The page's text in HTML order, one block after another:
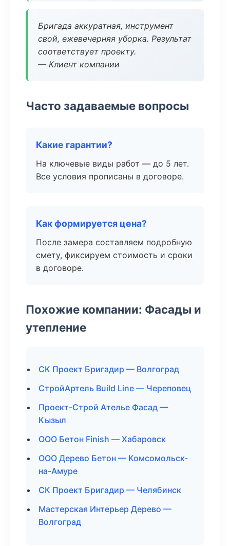
Бригада аккуратная, инструмент
свой, ежевечерняя уборка. Результат
соответствует проекту.
— Клиент компании
Часто задаваемые вопросы
Какие гарантии?
На ключевые виды работ — до 5 лет.
Все условия прописаны в договоре.
Как формируется цена?
После замера составляем подробную
смету, фиксируем стоимость и сроки
в договоре.
Похожие компании: Фасады и
утепление
СК Проект Бригадир — Волгоград
СтройАртель Build Line — Череповец
Проект-Строй Ателье Фасад —
Кызыл
ООО Бетон Finish — Хабаровск
ООО Дерево Бетон — Комсомольск-
на-Амуре
СК Проект Бригадир — Челябинск
Мастерская Интерьер Дерево —
Волгоград